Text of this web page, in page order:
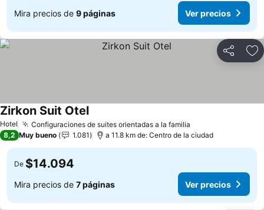
Mira precios de 9 páginas Ver precios
Compartir
Hotel Configuraciones de suites orientadas a la familia
Zirkon Suit Otel
8,2 Muy bueno 1.081 a 11.8 km de: Centro de la ciudad
De $14.094
Mira precios de 7 páginas Ver precios